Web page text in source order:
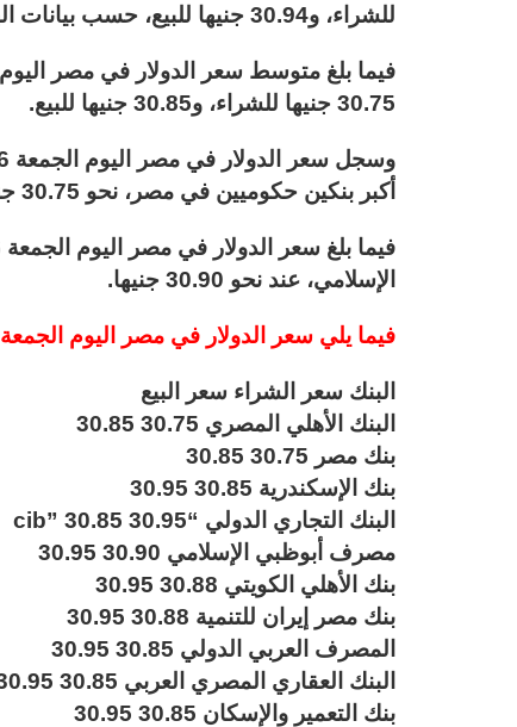
للشراء، و30.94 جنيها للبيع، حسب بيانات البنك المركزي المصري.
30.75 جنيها للشراء، و30.85 جنيها للبيع.
أكبر بنكين حكوميين في مصر، نحو 30.75 جنيها للشراء، و30.85 جنيها للبيع.
الإسلامي، عند نحو 30.90 جنيها.
فيما يلي سعر الدولار في مصر اليوم الجمعة 26-1-2024 بعدد من البنوك المصرية.
البنك سعر الشراء سعر البيع
البنك الأهلي المصري 30.75 30.85
بنك مصر 30.75 30.85
بنك الإسكندرية 30.85 30.95
البنك التجاري الدولي “cib” 30.85 30.95
مصرف أبوظبي الإسلامي 30.90 30.95
بنك الأهلي الكويتي 30.88 30.95
بنك مصر إيران للتنمية 30.88 30.95
المصرف العربي الدولي 30.85 30.95
البنك العقاري المصري العربي 30.85 30.95
بنك التعمير والإسكان 30.85 30.95